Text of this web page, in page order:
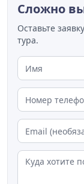
Сложно
Оставьте
тура.